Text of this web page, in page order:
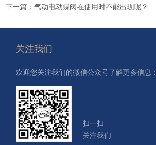
下一篇：气动电动蝶阀在使用时不能出现呢？
关注我们
欢迎您关注我们的微信公众号了解更多信息：
扫一扫
关注我们